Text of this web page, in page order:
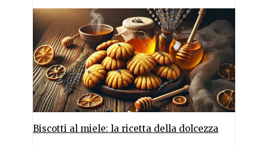
Biscotti al miele: la ricetta della dolcezza